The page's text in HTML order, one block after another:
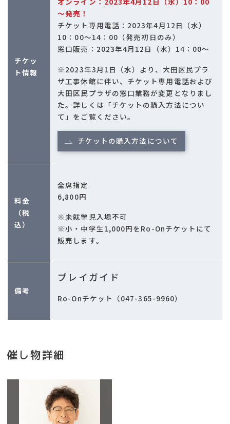
チケッ
ト情報
～発売！
チケット専用電話：2023年4月12日（水）
10：00～14：00（発売初日のみ）
窓口販売：2023年4月12日（水）14：00～
※2023年3月1日（水）より、大田区民プラ
ザ工事休館に伴い、チケット専用電話および
大田区民プラザの窓口業務が変更となりまし
た。詳しくは「チケットの購入方法につい
て」をご覧ください。
チケットの購入方法について
料金
（税
込）
全席指定
6,800円
※未就学児入場不可
※小・中学生1,000円をRo-Onチケットにて
販売します。
備考
プレイガイド
Ro-Onチケット（047-365-9960）
催し物詳細